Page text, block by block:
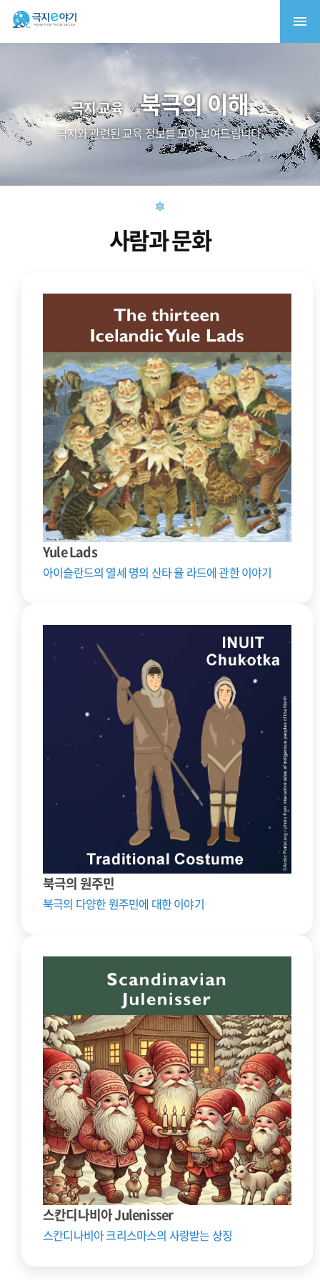
극지 교육 북극의 이해
극지와 관련된 교육 정보를 모아 보여드립니다.
사람과 문화
Yule Lads
아이슬란드의 열세 명의 산타 율 라드에 관한 이야기
북극의 원주민
북극의 다양한 원주민에 대한 이야기
스칸디나비아 Julenisser
스칸디나비아 크리스마스의 사랑받는 상징